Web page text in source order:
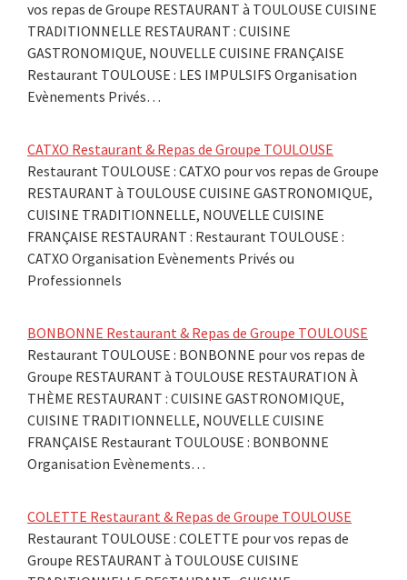
vos repas de Groupe RESTAURANT à TOULOUSE CUISINE
TRADITIONNELLE RESTAURANT : CUISINE
GASTRONOMIQUE, NOUVELLE CUISINE FRANÇAISE
Restaurant TOULOUSE : LES IMPULSIFS Organisation
Evènements Privés…
CATXO Restaurant & Repas de Groupe TOULOUSE
Restaurant TOULOUSE : CATXO pour vos repas de Groupe
RESTAURANT à TOULOUSE CUISINE GASTRONOMIQUE,
CUISINE TRADITIONNELLE, NOUVELLE CUISINE
FRANÇAISE RESTAURANT : Restaurant TOULOUSE :
CATXO Organisation Evènements Privés ou
Professionnels
BONBONNE Restaurant & Repas de Groupe TOULOUSE
Restaurant TOULOUSE : BONBONNE pour vos repas de
Groupe RESTAURANT à TOULOUSE RESTAURATION À
THÈME RESTAURANT : CUISINE GASTRONOMIQUE,
CUISINE TRADITIONNELLE, NOUVELLE CUISINE
FRANÇAISE Restaurant TOULOUSE : BONBONNE
Organisation Evènements…
COLETTE Restaurant & Repas de Groupe TOULOUSE
Restaurant TOULOUSE : COLETTE pour vos repas de
Groupe RESTAURANT à TOULOUSE CUISINE